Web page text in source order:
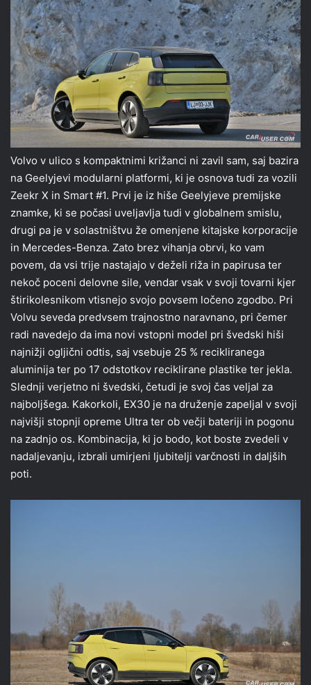
Volvo v ulico s kompaktnimi križanci ni zavil sam, saj bazira
na Geelyjevi modularni platformi, ki je osnova tudi za vozili
Zeekr X in Smart #1. Prvi je iz hiše Geelyjeve premijske
znamke, ki se počasi uveljavlja tudi v globalnem smislu,
drugi pa je v solastništvu že omenjene kitajske korporacije
in Mercedes-Benza. Zato brez vihanja obrvi, ko vam
povem, da vsi trije nastajajo v deželi riža in papirusa ter
nekoč poceni delovne sile, vendar vsak v svoji tovarni kjer
štirikolesnikom vtisnejo svojo povsem ločeno zgodbo. Pri
Volvu seveda predvsem trajnostno naravnano, pri čemer
radi navedejo da ima novi vstopni model pri švedski hiši
najnižji ogljični odtis, saj vsebuje 25 % recikliranega
aluminija ter po 17 odstotkov reciklirane plastike ter jekla.
Slednji verjetno ni švedski, četudi je svoj čas veljal za
najboljšega. Kakorkoli, EX30 je na druženje zapeljal v svoji
najvišji stopnji opreme Ultra ter ob večji bateriji in pogonu
na zadnjo os. Kombinacija, ki jo bodo, kot boste zvedeli v
nadaljevanju, izbrali umirjeni ljubitelji varčnosti in daljših
poti.